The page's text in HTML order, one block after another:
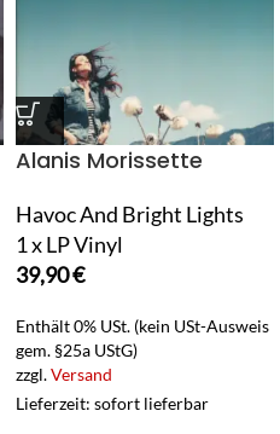
Alanis Morissette
Havoc And Bright Lights
1 x LP Vinyl
39,90€
Enthält 0% USt. (kein USt-Ausweis
gem. §25a UStG)
zzgl.Versand
Lieferzeit: sofort lieferbar